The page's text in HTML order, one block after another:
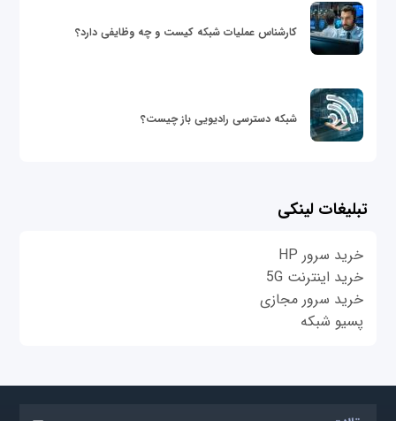
کارشناس عملیات شبکه کیست و چه وظایفی دارد؟
شبکه دسترسی رادیویی باز چیست؟
تبلیغات لینکی
خرید سرور HP
خرید اینترنت 5G
خرید سرور مجازی
پسیو شبکه